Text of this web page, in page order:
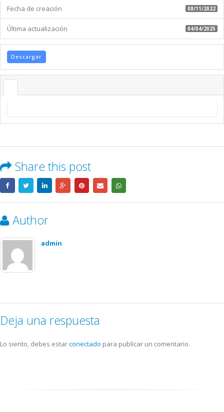
Fecha de creación 08/11/2022
Última actualización 04/04/2025
Descargar
Share this post
Author
admin
Deja una respuesta
Lo siento, debes estarconectado para publicar un comentario.